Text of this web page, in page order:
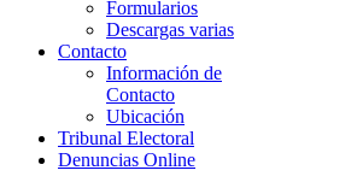
Formularios
Descargas varias
Contacto
Información de
Contacto
Ubicación
Tribunal Electoral
Denuncias Online